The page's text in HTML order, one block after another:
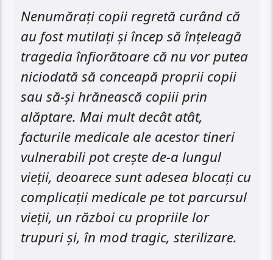
Nenumărați copii regretă curând că
au fost mutilați și încep să înțeleagă
tragedia înfiorătoare că nu vor putea
niciodată să conceapă proprii copii
sau să-și hrănească copiii prin
alăptare. Mai mult decât atât,
facturile medicale ale acestor tineri
vulnerabili pot crește de-a lungul
vieții, deoarece sunt adesea blocați cu
complicații medicale pe tot parcursul
vieții, un război cu propriile lor
trupuri și, în mod tragic, sterilizare.